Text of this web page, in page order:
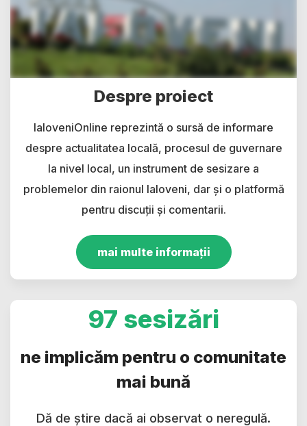
Despre proiect
IaloveniOnline reprezintă o sursă de informare
despre actualitatea locală, procesul de guvernare
la nivel local, un instrument de sesizare a
problemelor din raionul Ialoveni, dar și o platformă
pentru discuții și comentarii.
mai multe informații
97 sesizări
ne implicăm pentru o comunitate
mai bună
Dă de știre dacă ai observat o neregulă.